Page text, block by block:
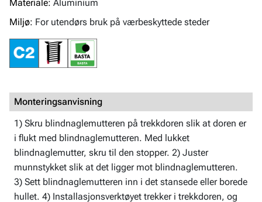
Materiale: Aluminium
Miljø: For utendørs bruk på værbeskyttede steder
Monteringsanvisning
1) Skru blindnaglemutteren på trekkdoren slik at doren er
i flukt med blindnaglemutteren. Med lukket
blindnaglemutter, skru til den stopper. 2) Juster
munnstykket slik at det ligger mot blindnaglemutteren.
3) Sett blindnaglemutteren inn i det stansede eller borede
hullet. 4) Installasjonsverktøyet trekker i trekkdoren, og